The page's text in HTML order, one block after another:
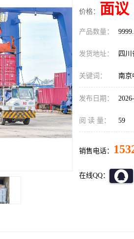
价格： 面议
产品数量：
发货地址： 四
关键词： 南京
发布日期：
阅 读 量： 59
销售电话：
在线QQ：